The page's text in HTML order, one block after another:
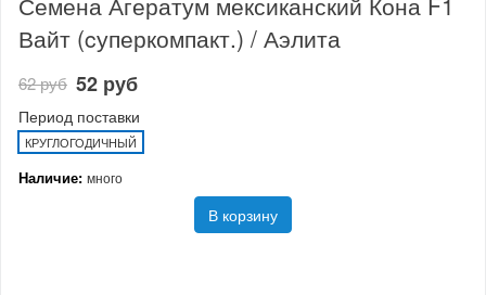
Вайт (cуперкомпакт.) / Аэлита
62 руб 52 руб
Период поставки
КРУГЛОГОДИЧНЫЙ
Наличие: много
В корзину